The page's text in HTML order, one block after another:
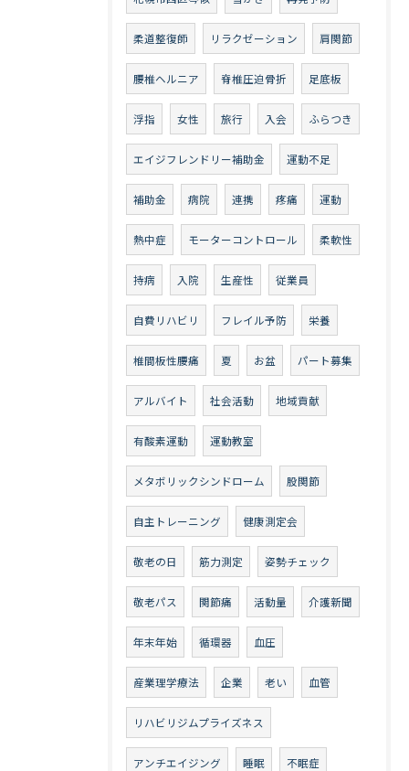
柔道整復師 リラクゼーション 肩関節
腰椎ヘルニア 脊椎圧迫骨折 足底板
浮指 女性 旅行 入会 ふらつき
エイジフレンドリー補助金 運動不足
補助金 病院 連携 疼痛 運動
熱中症 モーターコントロール 柔軟性
持病 入院 生産性 従業員
自費リハビリ フレイル予防 栄養
椎間板性腰痛 夏 お盆 パート募集
アルバイト 社会活動 地域貢献
有酸素運動 運動教室
メタボリックシンドローム 股関節
自主トレーニング 健康測定会
敬老の日 筋力測定 姿勢チェック
敬老パス 関節痛 活動量 介護新聞
年末年始 循環器 血圧
産業理学療法 企業 老い 血管
リハビリジムプライズネス
アンチエイジング 睡眠 不眠症